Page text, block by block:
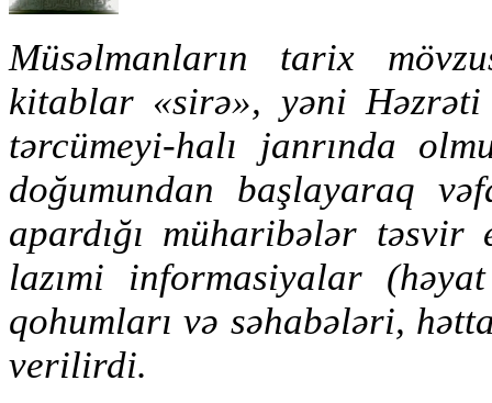
Müsəlmanların tarix
kitablar «sirə», yəni Həzrəti
tərcümeyi-halı janrında
doğumundan başlayaraq
apardığı müharibələr
lazımi informasiyalar
qohumları və səhabələri,
verilirdi.